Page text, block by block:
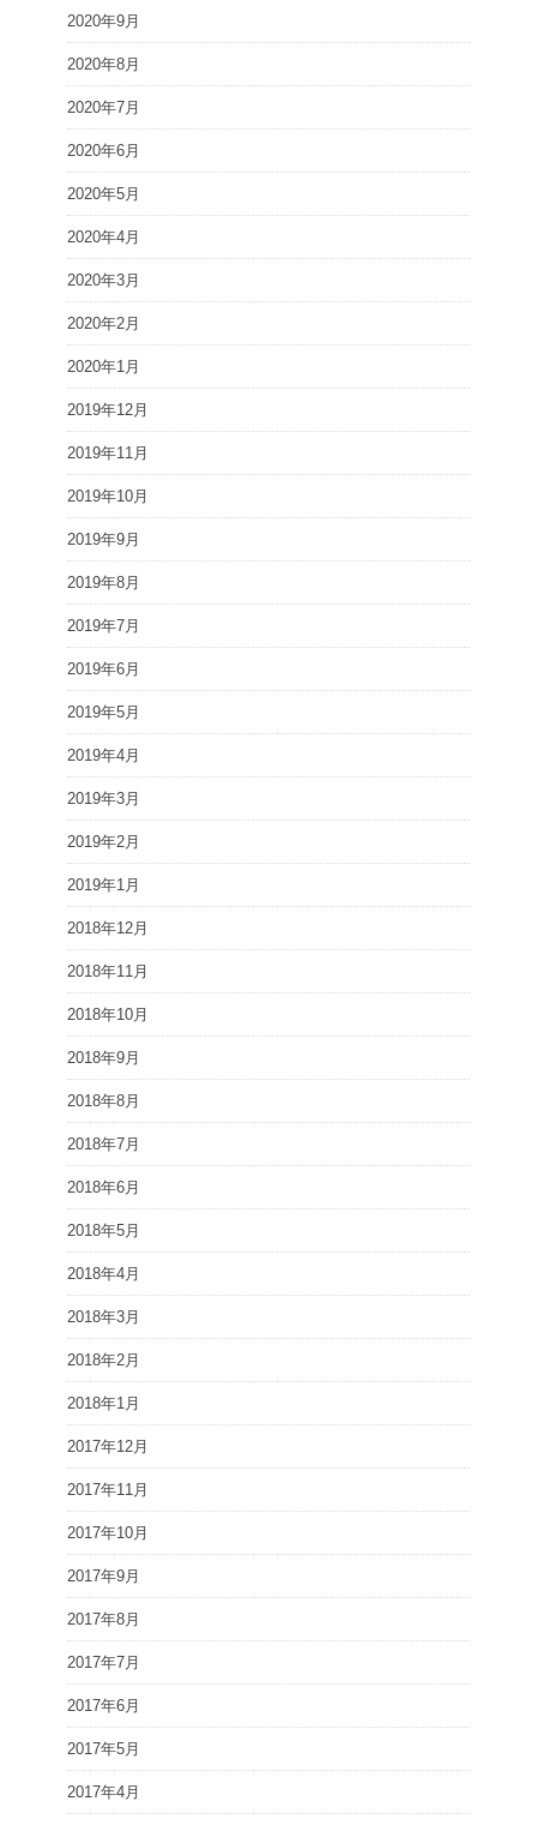
2020年9月
2020年8月
2020年7月
2020年6月
2020年5月
2020年4月
2020年3月
2020年2月
2020年1月
2019年12月
2019年11月
2019年10月
2019年9月
2019年8月
2019年7月
2019年6月
2019年5月
2019年4月
2019年3月
2019年2月
2019年1月
2018年12月
2018年11月
2018年10月
2018年9月
2018年8月
2018年7月
2018年6月
2018年5月
2018年4月
2018年3月
2018年2月
2018年1月
2017年12月
2017年11月
2017年10月
2017年9月
2017年8月
2017年7月
2017年6月
2017年5月
2017年4月